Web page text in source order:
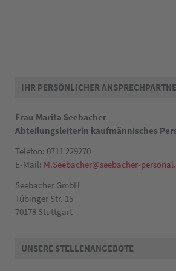
IHR PERSÖNLICHER
Frau Marita Seebacher
Abteilungsleiterin kaufmännisches
Telefon: 0711 229270
E-Mail: M.Seebacher@seebacher-
Seebacher GmbH
Tübinger Str. 15
70178 Stuttgart
UNSERE STELLENANGEBOTE